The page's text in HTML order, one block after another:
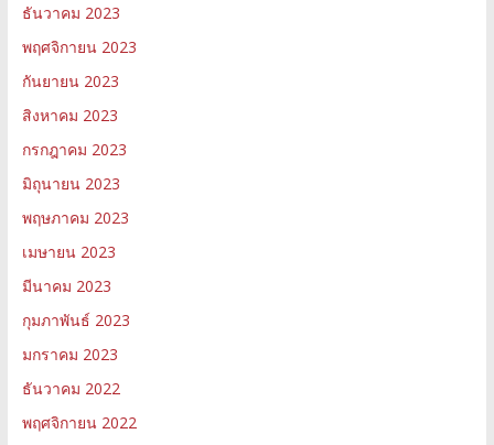
ธันวาคม 2023
พฤศจิกายน 2023
กันยายน 2023
สิงหาคม 2023
กรกฎาคม 2023
มิถุนายน 2023
พฤษภาคม 2023
เมษายน 2023
มีนาคม 2023
กุมภาพันธ์ 2023
มกราคม 2023
ธันวาคม 2022
พฤศจิกายน 2022